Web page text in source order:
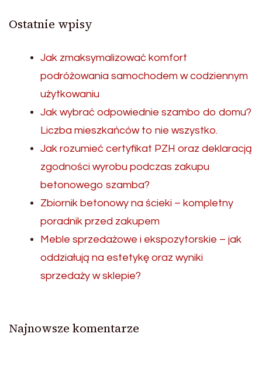
Ostatnie wpisy
Jak zmaksymalizować komfort
podróżowania samochodem w codziennym
użytkowaniu
Jak wybrać odpowiednie szambo do domu?
Liczba mieszkańców to nie wszystko.
Jak rozumieć certyfikat PZH oraz deklaracją
zgodności wyrobu podczas zakupu
betonowego szamba?
Zbiornik betonowy na ścieki – kompletny
poradnik przed zakupem
Meble sprzedażowe i ekspozytorskie – jak
oddziałują na estetykę oraz wyniki
sprzedaży w sklepie?
Najnowsze komentarze